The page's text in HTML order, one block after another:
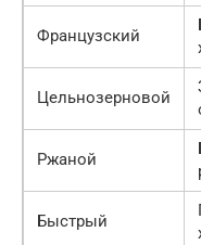
Французский
Цельнозерновой
Ржаной
Быстрый